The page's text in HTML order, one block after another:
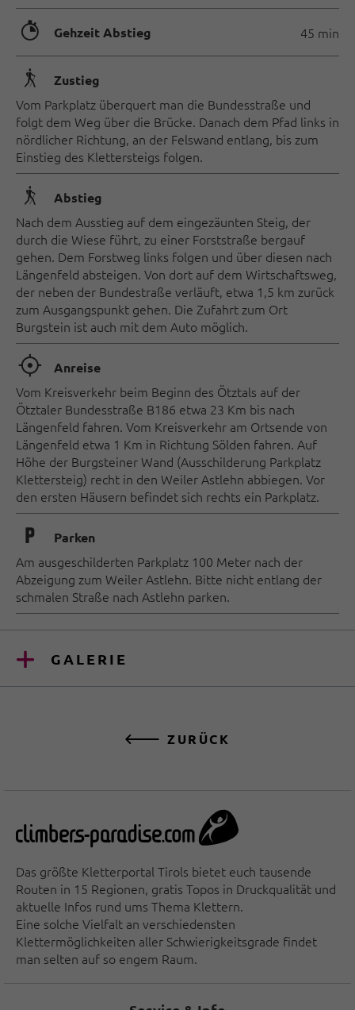
🐲 Gehzeit Abstieg 45 min
🛬 Zustieg
Vom Parkplatz überquert man die Bundesstraße und
folgt dem Weg über die Brücke. Danach dem Pfad links in
nördlicher Richtung, an der Felswand entlang, bis zum
Einstieg des Klettersteigs folgen.
🛬 Abstieg
Nach dem Ausstieg auf dem eingezäunten Steig, der
durch die Wiese führt, zu einer Forststraße bergauf
gehen. Dem Forstweg links folgen und über diesen nach
Längenfeld absteigen. Von dort auf dem Wirtschaftsweg,
der neben der Bundestraße verläuft, etwa 1,5 km zurück
zum Ausgangspunkt gehen. Die Zufahrt zum Ort
Burgstein ist auch mit dem Auto möglich.
🞞 Anreise
Vom Kreisverkehr beim Beginn des Ötztals auf der
Ötztaler Bundesstraße B186 etwa 23 Km bis nach
Längenfeld fahren. Vom Kreisverkehr am Ortsende von
Längenfeld etwa 1 Km in Richtung Sölden fahren. Auf
Höhe der Burgsteiner Wand (Ausschilderung Parkplatz
Klettersteig) recht in den Weiler Astlehn abbiegen. Vor
den ersten Häusern befindet sich rechts ein Parkplatz.
🐈 Parken
Am ausgeschilderten Parkplatz 100 Meter nach der
Abzeigung zum Weiler Astlehn. Bitte nicht entlang der
schmalen Straße nach Astlehn parken.
GALERIE
ZURÜCK
Das größte Kletterportal Tirols bietet euch tausende
Routen in 15 Regionen, gratis Topos in Druckqualität und
aktuelle Infos rund ums Thema Klettern.
Eine solche Vielfalt an verschiedensten
Klettermöglichkeiten aller Schwierigkeitsgrade findet
man selten auf so engem Raum.